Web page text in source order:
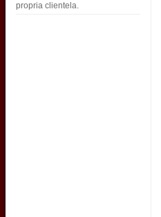
propria clientela.